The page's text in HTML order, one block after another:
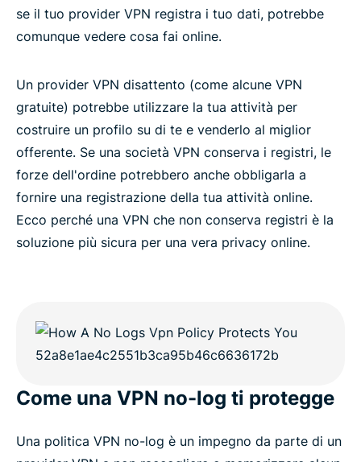
se il tuo provider VPN registra i tuo dati, potrebbe
comunque vedere cosa fai online.
Un provider VPN disattento (come alcune VPN
gratuite) potrebbe utilizzare la tua attività per
costruire un profilo su di te e venderlo al miglior
offerente. Se una società VPN conserva i registri, le
forze dell'ordine potrebbero anche obbligarla a
fornire una registrazione della tua attività online.
Ecco perché una VPN che non conserva registri è la
soluzione più sicura per una vera privacy online.
Come una VPN no-log ti protegge
Una politica VPN no-log è un impegno da parte di un